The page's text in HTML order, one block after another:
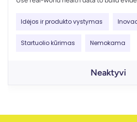
Idėjos ir produkto vystymas
Startuolio kūrimas Nemokama
Neaktyvi